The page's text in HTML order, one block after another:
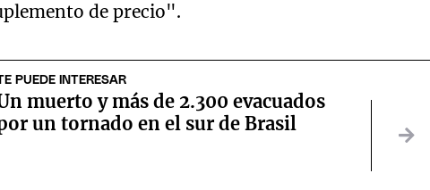
de precio".
PUEDE INTERESAR
muerto y más de 2.300 evacuados
un tornado en el sur de Brasil